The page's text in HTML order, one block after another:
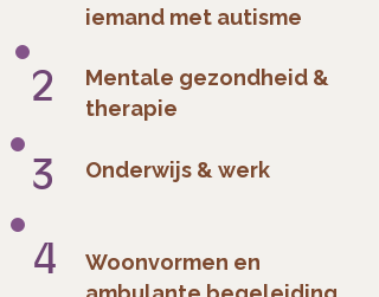
2
3
4
iemand met autisme
Mentale gezondheid &
therapie
Onderwijs & werk
Woonvormen en